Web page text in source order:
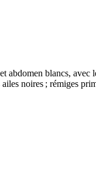
abdomen blancs,
noires ; rémiges